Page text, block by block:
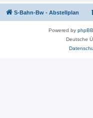
S-Bahn-Bw - Abstellplan
Powered by phpBB
Deutsche